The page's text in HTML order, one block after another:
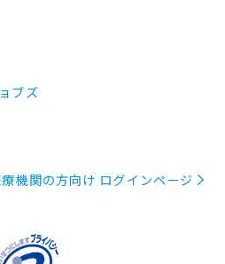
ブズ
機関の方向け ログインページ